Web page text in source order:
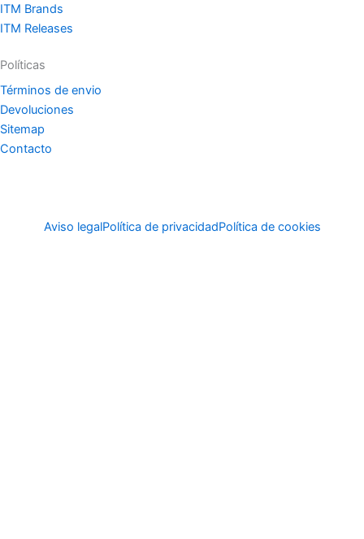
ITM Brands
ITM Releases
Políticas
Términos de envio
Devoluciones
Sitemap
Contacto
Aviso legalPolítica de privacidadPolítica de cookies